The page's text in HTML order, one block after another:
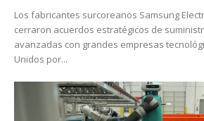
Los fabricantes surcoreanos Samsung
cerraron acuerdos estratégicos de
avanzadas con grandes empresas
Unidos por...